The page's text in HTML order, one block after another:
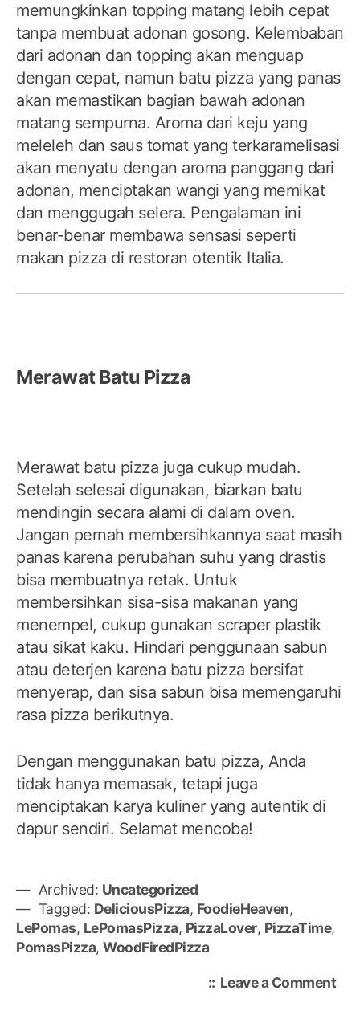
memungkinkan topping matang lebih cepat
tanpa membuat adonan gosong. Kelembaban
dari adonan dan topping akan menguap
dengan cepat, namun batu pizza yang panas
akan memastikan bagian bawah adonan
matang sempurna. Aroma dari keju yang
meleleh dan saus tomat yang terkaramelisasi
akan menyatu dengan aroma panggang dari
adonan, menciptakan wangi yang memikat
dan menggugah selera. Pengalaman ini
benar-benar membawa sensasi seperti
makan pizza di restoran otentik Italia.
Merawat Batu Pizza
Merawat batu pizza juga cukup mudah.
Setelah selesai digunakan, biarkan batu
mendingin secara alami di dalam oven.
Jangan pernah membersihkannya saat masih
panas karena perubahan suhu yang drastis
bisa membuatnya retak. Untuk
membersihkan sisa-sisa makanan yang
menempel, cukup gunakan scraper plastik
atau sikat kaku. Hindari penggunaan sabun
atau deterjen karena batu pizza bersifat
menyerap, dan sisa sabun bisa memengaruhi
rasa pizza berikutnya.
Dengan menggunakan batu pizza, Anda
tidak hanya memasak, tetapi juga
menciptakan karya kuliner yang autentik di
dapur sendiri. Selamat mencoba!
Archived: Uncategorized
Tagged: DeliciousPizza, FoodieHeaven,
LePomas, LePomasPizza, PizzaLover, PizzaTime,
PomasPizza, WoodFiredPizza
Leave a Commenton